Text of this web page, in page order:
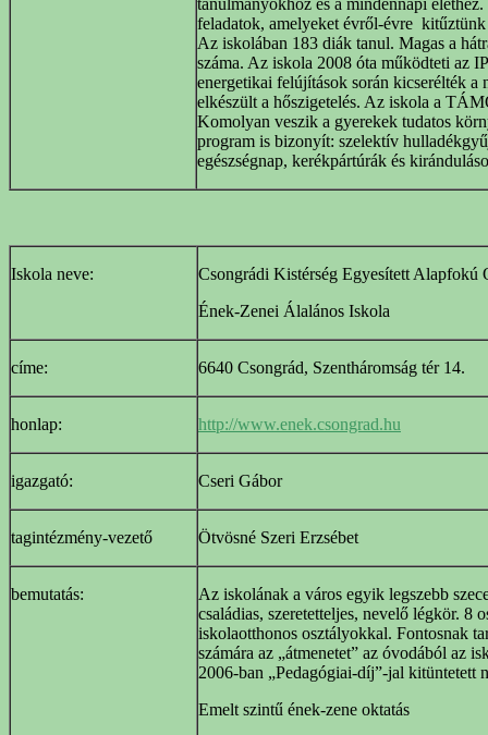
feladatok, amelyeket évről-évre kitűztünk
Az iskolában 183 diák tanul. Magas a
száma. Az iskola 2008 óta működteti az
energetikai felújítások során kicserélték a
elkészült a hőszigetelés. Az iskola a
Komolyan veszik a gyerekek tudatos
program is bizonyít: szelektív
egészségnap, kerékpártúrák és
Iskola neve:
Csongrádi Kistérség Egyesített Alapfokú
Ének-Zenei Álalános Iskola
címe: 6640 Csongrád, Szentháromság tér 14.
honlap: http://www.enek.csongrad.hu
igazgató: Cseri Gábor
tagintézmény-vezető Ötvösné Szeri Erzsébet
bemutatás:
Az iskolának a város egyik legszebb
családias, szeretetteljes, nevelő légkör. 8
iskolaotthonos osztályokkal. Fontosnak
számára az „átmenetet” az óvodából az
2006-ban „Pedagógiai-díj”-jal kitüntetett
Emelt szintű ének-zene oktatás